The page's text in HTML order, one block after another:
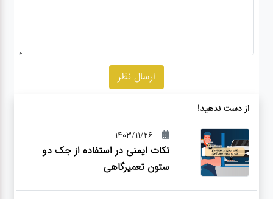
از دست ندهید!
1403/11/26
نکات ایمنی در استفاده از جک دو
ستون تعمیرگاهی